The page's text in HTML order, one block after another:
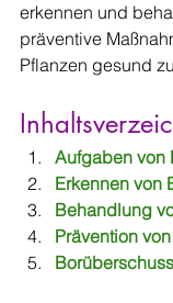
erkennen und
präventive
Pflanzen gesund
Aufgaben von
Erkennen von
Behandlung
Prävention